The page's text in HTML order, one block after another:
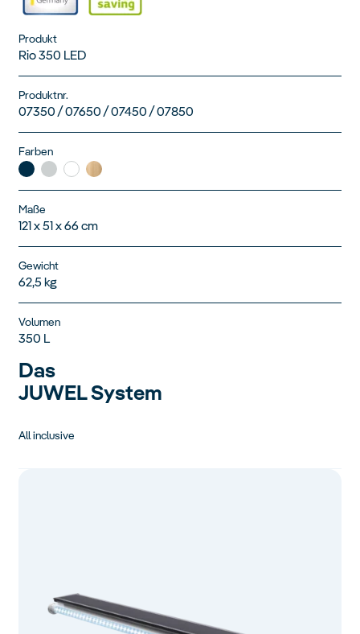
Produkt
Rio 350 LED
Produktnr.
07350 / 07650 / 07450 / 07850
Farben
Maße
121 x 51 x 66 cm
Gewicht
62,5 kg
Volumen
350 L
Das
JUWEL System
All inclusive